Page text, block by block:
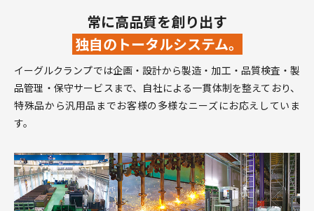
常に高品質を創り出す
独自のトータルシステム。
イーグルクランプでは企画・設計から製造・加工・品質検査・製
品管理・保守サービスまで、自社による一貫体制を整えており、
特殊品から汎用品までお客様の多様なニーズにお応えしていま
す。